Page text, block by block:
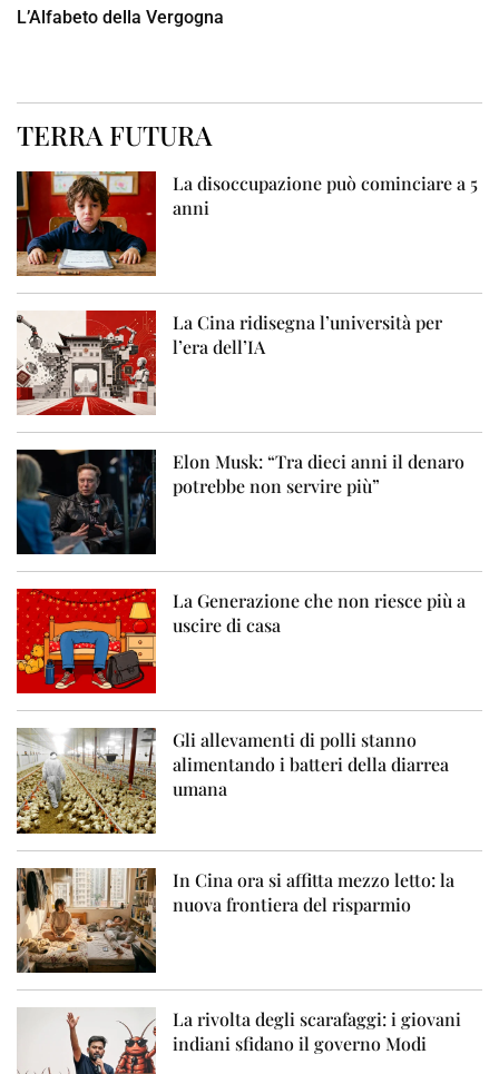
L’Alfabeto della Vergogna
TERRA FUTURA
La disoccupazione può cominciare a 5
anni
La Cina ridisegna l’università per
l’era dell’IA
Elon Musk: “Tra dieci anni il denaro
potrebbe non servire più”
La Generazione che non riesce più a
uscire di casa
Gli allevamenti di polli stanno
alimentando i batteri della diarrea
umana
In Cina ora si affitta mezzo letto: la
nuova frontiera del risparmio
La rivolta degli scarafaggi: i giovani
indiani sfidano il governo Modi